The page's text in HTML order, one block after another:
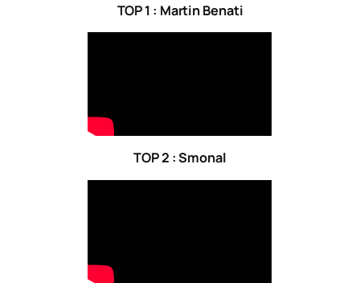
TOP 1 : Martin Benati
TOP 2 : Smonal